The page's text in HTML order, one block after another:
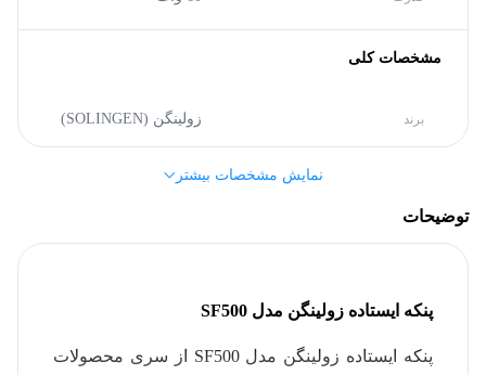
مشخصات کلی
برند زولینگن (SOLINGEN)
وزن 7000 گرم
رنگ مسی
سایر مشخصات
نمایش مشخصات بیشتر
توضیحات
پنکه ایستاده زولینگن مدل SF500
پنکه ایستاده زولینگن مدل SF500 از سری محصولات